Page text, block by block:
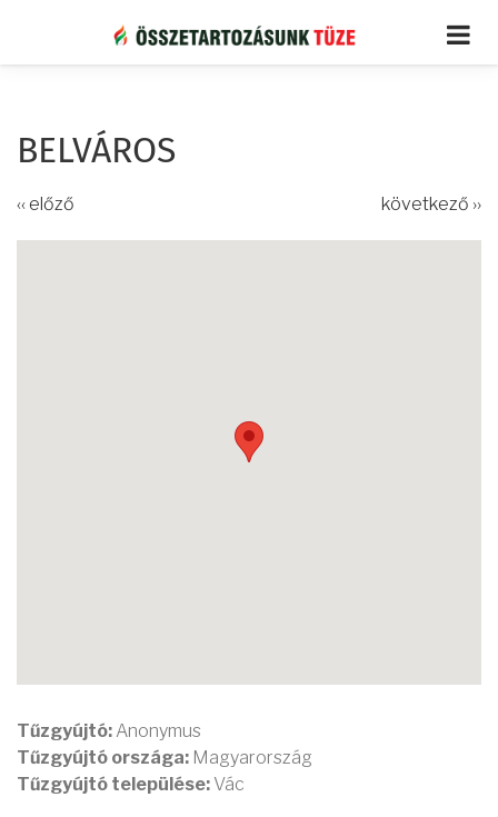
tartalomra
BELVÁROS
‹‹ előző következő ››
Tűzgyújtó: Anonymus
Tűzgyújtó országa: Magyarország
Tűzgyújtó települése: Vác